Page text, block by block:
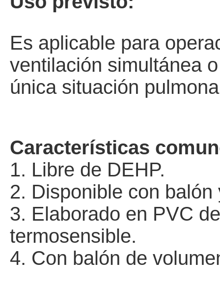
Es aplicable para
ventilación simultánea
única situación
Características
1. Libre de DEHP.
2. Disponible con balón
3. Elaborado en PVC
termosensible.
4. Con balón de